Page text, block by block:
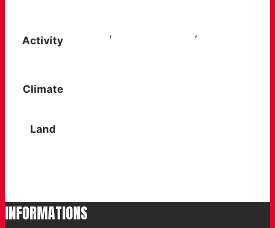
Activity
, ,
Climate
Land
INFORMATIONS